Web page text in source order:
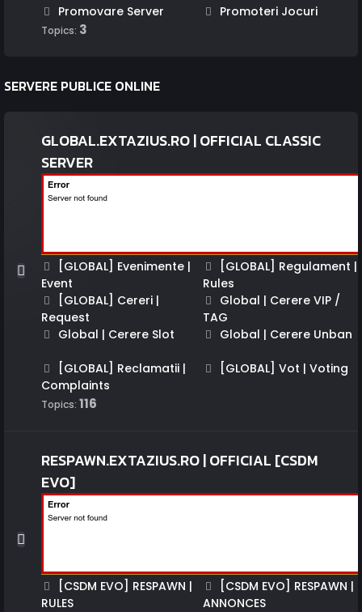
Promovare Server
Promoteri Jocuri
Topics: 3
SERVERE PUBLICE ONLINE
GLOBAL.EXTAZIUS.RO | OFFICIAL CLASSIC
SERVER
[GLOBAL] Evenimente |
Event
[GLOBAL] Regulament |
Rules
[GLOBAL] Cereri |
Request
Global | Cerere VIP /
TAG
Global | Cerere Slot
Global | Cerere Unban
[GLOBAL] Reclamatii |
Complaints
[GLOBAL] Vot | Voting
Topics: 116
RESPAWN.EXTAZIUS.RO | OFFICIAL [CSDM
EVO]
[CSDM EVO] RESPAWN |
RULES
[CSDM EVO] RESPAWN |
ANNONCES